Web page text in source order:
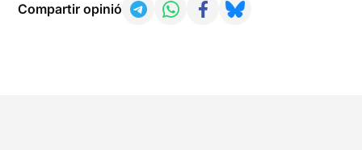
Compartir opinió